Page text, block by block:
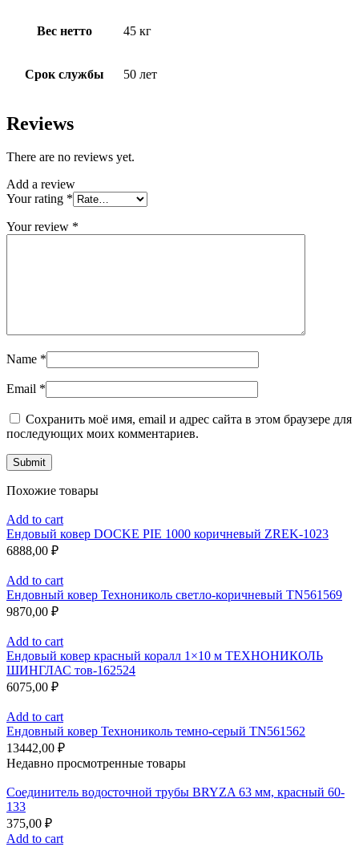
Вес нетто 45 кг
Срок службы 50 лет
Reviews
There are no reviews yet.
Add a review
Your rating *
Your review *
Name *
Email *
Сохранить моё имя, email и адрес сайта в этом браузере для
последующих моих комментариев.
Похожие товары
Add to cart
Ендовый ковер DOCKE PIE 1000 коричневый ZREK-1023
6888,00 ₽
Add to cart
Ендовный ковер Технониколь светло-коричневый TN561569
9870,00 ₽
Add to cart
Ендовый ковер красный коралл 1×10 м ТЕХНОНИКОЛЬ
ШИНГЛАС тов-162524
6075,00 ₽
Add to cart
Ендовный ковер Технониколь темно-серый TN561562
13442,00 ₽
Недавно просмотренные товары
Соединитель водосточной трубы BRYZA 63 мм, краcный 60-
133
375,00 ₽
Add to cart